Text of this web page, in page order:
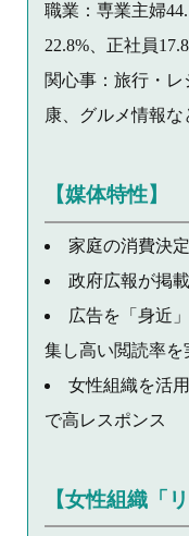
職業：専業主婦
22.8%、正社員
関心事：旅行・
康、グルメ情報な
【媒体特性】
家庭の消費決
政府広報が掲
広告を「身近
集し高い閲読率を
女性組織を活
で高レスポンス
【女性組織「